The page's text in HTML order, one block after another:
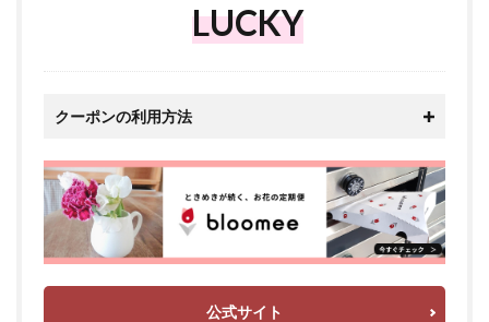
LUCKY
クーポンの利用方法
公式サイト